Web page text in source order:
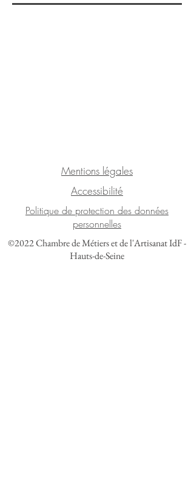
Mentions légales
Accessibilité
Politique de protection des données
personnelles
©2022 Chambre de Métiers et de l'Artisanat IdF -
Hauts-de-Seine